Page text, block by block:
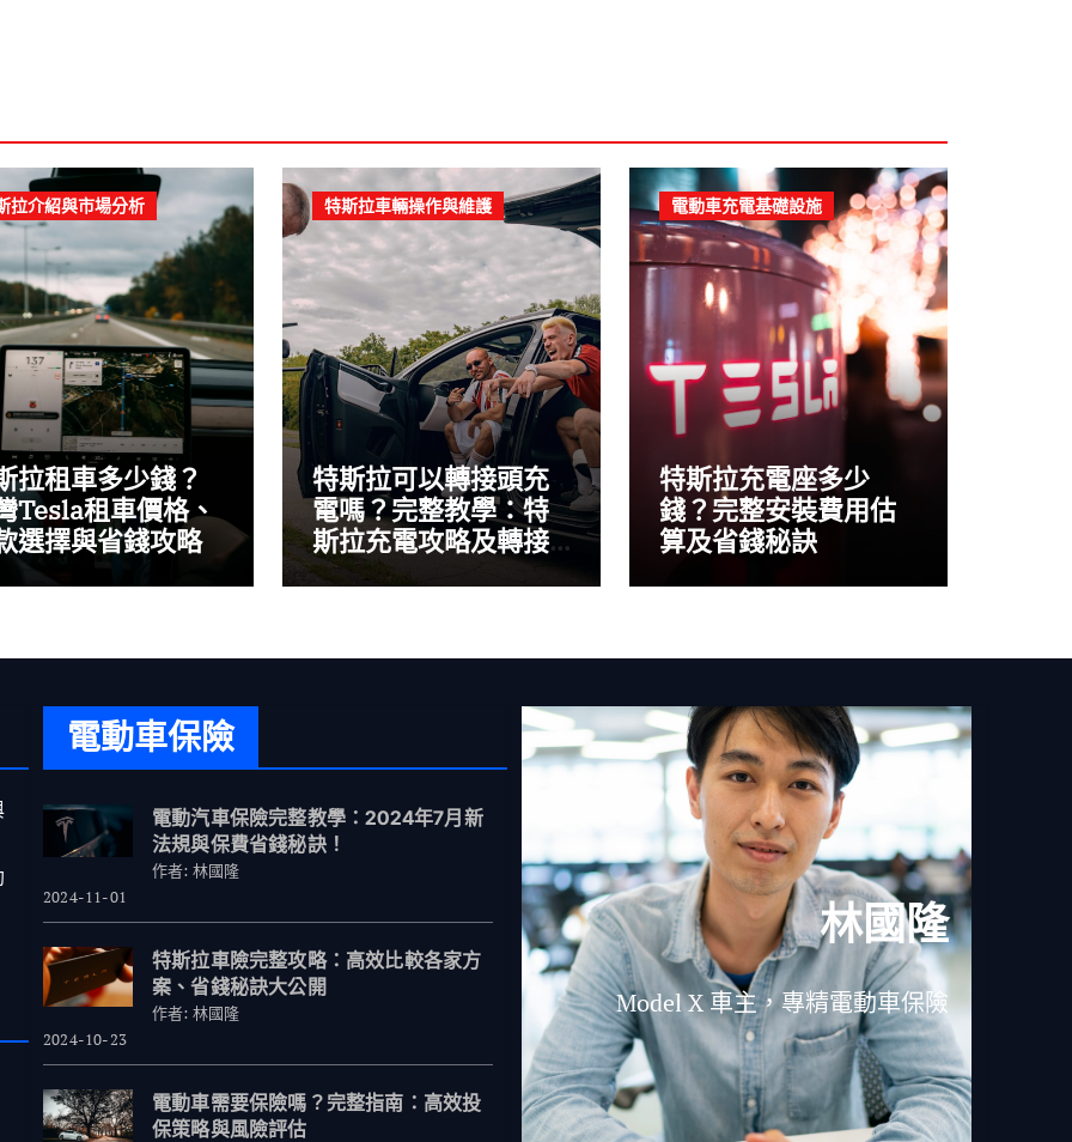
拉介紹與市場分析
拉租車多少錢？
Tesla租車價格、
選擇與省錢攻略
特斯拉車輛操作與維護
特斯拉可以轉接頭充
電嗎？完整教學：特
斯拉充電攻略及轉接
頭使用指南
電動車充電基礎設施
特斯拉充電座多少
錢？完整安裝費用估
算及省錢秘訣
電動車保險
電動汽車保險完整教學：2024年7月新
法規與保費省錢秘訣！
作者: 林國隆
2024-11-01
特斯拉車險完整攻略：高效比較各家方
案、省錢秘訣大公開
作者: 林國隆
2024-10-23
電動車需要保險嗎？完整指南：高效投
保策略與風險評估
林國隆
Model X 車主，專精電動車保險